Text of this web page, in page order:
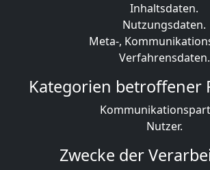
Inhaltsdaten.
Nutzungsdaten.
Meta-,
Verfahrensdaten.
Kategorien betroffener
Nutzer.
Zwecke der